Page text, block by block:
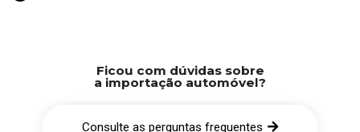
Ficou com dúvidas sobre
a importação automóvel?
Consulte as perguntas frequentes